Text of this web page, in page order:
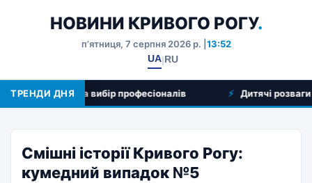
НОВИНИ КРИВОГО РОГУ.
пʼятниця, 7 серпня 2026 р. | 13:52
UA|RU
ТРЕНДИ ДНЯ
послуг та вибір професіоналів Дитячі розваги у
Смішні історії Кривого Рогу:
кумедний випадок №5